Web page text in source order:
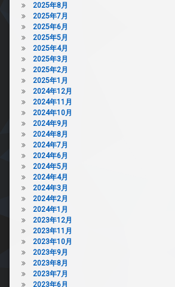
2025年8月
2025年7月
2025年6月
2025年5月
2025年4月
2025年3月
2025年2月
2025年1月
2024年12月
2024年11月
2024年10月
2024年9月
2024年8月
2024年7月
2024年6月
2024年5月
2024年4月
2024年3月
2024年2月
2024年1月
2023年12月
2023年11月
2023年10月
2023年9月
2023年8月
2023年7月
2023年6月